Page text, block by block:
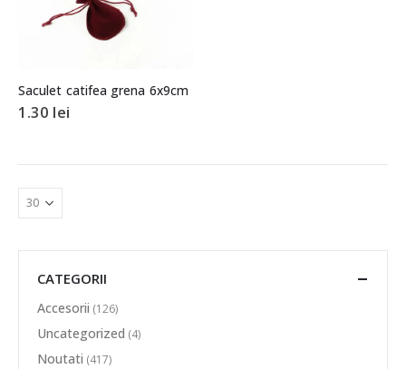
Saculet catifea grena 6x9cm
1.30 lei
CATEGORII
Accesorii (126)
Uncategorized (4)
Noutati (417)